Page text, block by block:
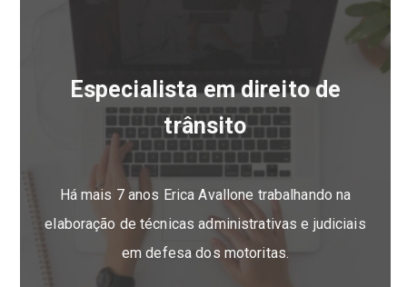
Especialista em direito de
trânsito
Há mais 7 anos Erica Avallone trabalhando na
elaboração de técnicas administrativas e judiciais
em defesa dos motoritas.